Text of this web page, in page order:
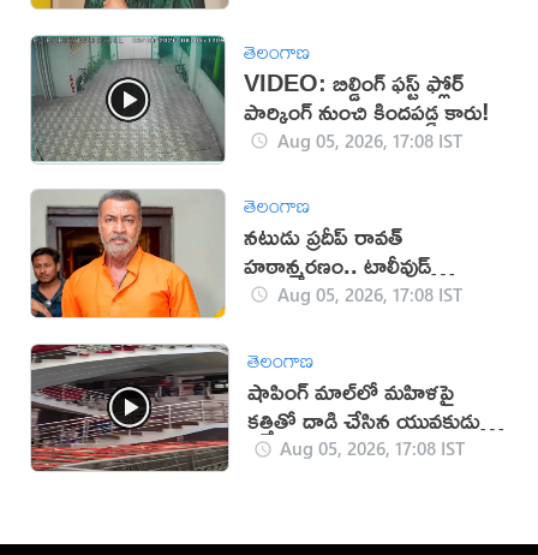
తెలంగాణ
VIDEO: బిల్డింగ్ ఫస్ట్ ఫ్లోర్
పార్కింగ్ నుంచి కిందపడ్డ కారు!
Aug 05, 2026, 17:08 IST
తెలంగాణ
నటుడు ప్రదీప్ రావత్
హఠాన్మరణం.. టాలీవుడ్
స్పందనపై విమర్శలు
Aug 05, 2026, 17:08 IST
తెలంగాణ
షాపింగ్ మాల్‌లో మహిళపై
కత్తితో దాడి చేసిన యువకుడు
(వీడియో)
Aug 05, 2026, 17:08 IST